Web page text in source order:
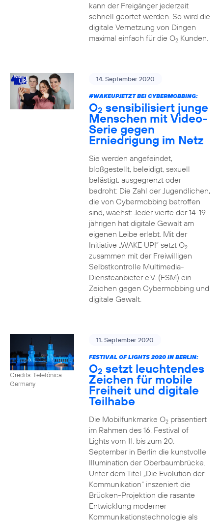
kann der Freigänger jederzeit
schnell geortet werden. So wird die
digitale Vernetzung von Dingen
maximal einfach für die O2Kunden.
14. September 2020
#WAKEUPJETZT BEI CYBERMOBBING:
O2 sensibilisiert junge
Menschen mit Video-
Serie gegen
Erniedrigung im Netz
Sie werden angefeindet,
bloßgestellt, beleidigt, sexuell
belästigt, ausgegrenzt oder
bedroht: Die Zahl der Jugendlichen,
die von Cybermobbing betroffen
sind, wächst: Jeder vierte der 14-19
jährigen hat digitale Gewalt am
eigenen Leibe erlebt. Mit der
Initiative „WAKE UP!“ setzt O2
zusammen mit der Freiwilligen
Selbstkontrolle Multimedia-
Diensteanbieter e.V. (FSM) ein
Zeichen gegen Cybermobbing und
digitale Gewalt.
Credits: Telefónica
Germany
11. September 2020
FESTIVAL OF LIGHTS 2020 IN BERLIN:
O2 setzt leuchtendes
Zeichen für mobile
Freiheit und digitale
Teilhabe
Die Mobilfunkmarke O2präsentiert
im Rahmen des 16. Festival of
Lights vom 11. bis zum 20.
September in Berlin die kunstvolle
Illumination der Oberbaumbrücke.
Unter dem Titel „Die Evolution der
Kommunikation“ inszeniert die
Brücken-Projektion die rasante
Entwicklung moderner
Kommunikationstechnologie als